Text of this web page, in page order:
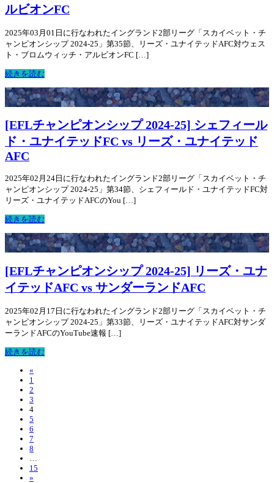
ルビオンFC
2025年03月01日に行なわれたイングランド2部リーグ「スカイベット・チ
ャンピオンシップ 2024-25」第35節、リーズ・ユナイテッドAFC対ウェス
ト・ブロムウィッチ・アルビオンFC […]
続きを読む
[EFLチャンピオンシップ 2024-25] シェフィール
ド・ユナイテッドFC vs リーズ・ユナイテッド
AFC
2025年02月24日に行なわれたイングランド2部リーグ「スカイベット・チ
ャンピオンシップ 2024-25」第34節、シェフィールド・ユナイテッドFC対
リーズ・ユナイテッドAFCのYou […]
続きを読む
[EFLチャンピオンシップ 2024-25] リーズ・ユナ
イテッドAFC vs サンダーランドAFC
2025年02月17日に行なわれたイングランド2部リーグ「スカイベット・チ
ャンピオンシップ 2024-25」第33節、リーズ・ユナイテッドAFC対サンダ
ーランドAFCのYouTube速報 […]
続きを読む
«
1
2
3
4
5
6
7
8
15
»